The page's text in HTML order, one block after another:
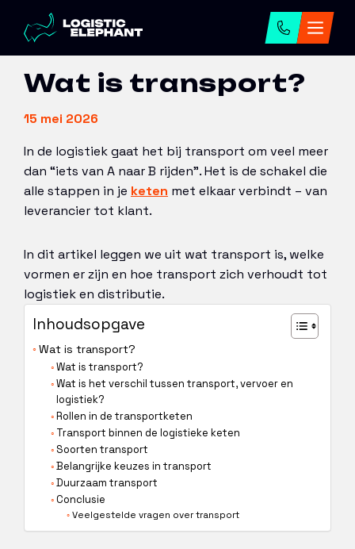
Home →Artikelen
Wat is transport?
15 mei 2026
In de logistiek gaat het bij transport om veel meer
dan “iets van A naar B rijden”. Het is de schakel die
alle stappen in je keten met elkaar verbindt – van
leverancier tot klant.
In dit artikel leggen we uit wat transport is, welke
vormen er zijn en hoe transport zich verhoudt tot
logistiek en distributie.
Inhoudsopgave
Wat is transport?
Wat is transport?
Wat is het verschil tussen transport, vervoer en
logistiek?
Rollen in de transportketen
Transport binnen de logistieke keten
Soorten transport
Belangrijke keuzes in transport
Duurzaam transport
Conclusie
Veelgestelde vragen over transport